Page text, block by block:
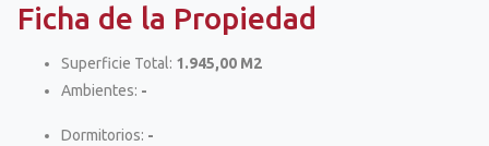
Ficha de la Propiedad
Superficie Total: 1.945,00 M2
Ambientes: -
Dormitorios: -